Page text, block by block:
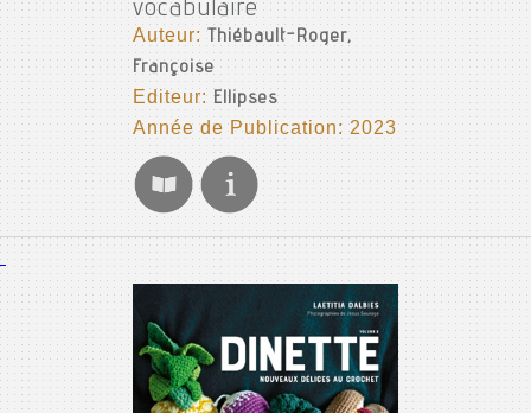
vocabulaire
Auteur:Thiébault-Roger,
Françoise
Editeur: Ellipses
Année de Publication: 2023